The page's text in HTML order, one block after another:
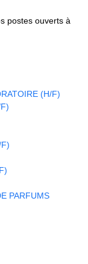
postes ouverts à
(H/F)
PARFUMS